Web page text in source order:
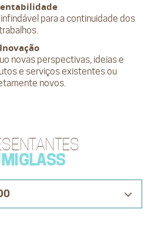
para a continuidade dos
Inovação
novas perspectivas, ideias e
e serviços existentes ou
novos.